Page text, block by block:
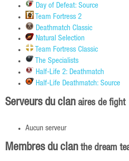
Day of Defeat: Source
Team Fortress 2
Deathmatch Classic
Natural Selection
Team Fortress Classic
The Specialists
Half-Life 2: Deathmatch
Half-Life Deathmatch: Source
Serveurs du clan aires de fight
Aucun serveur
Membres du clan the dream